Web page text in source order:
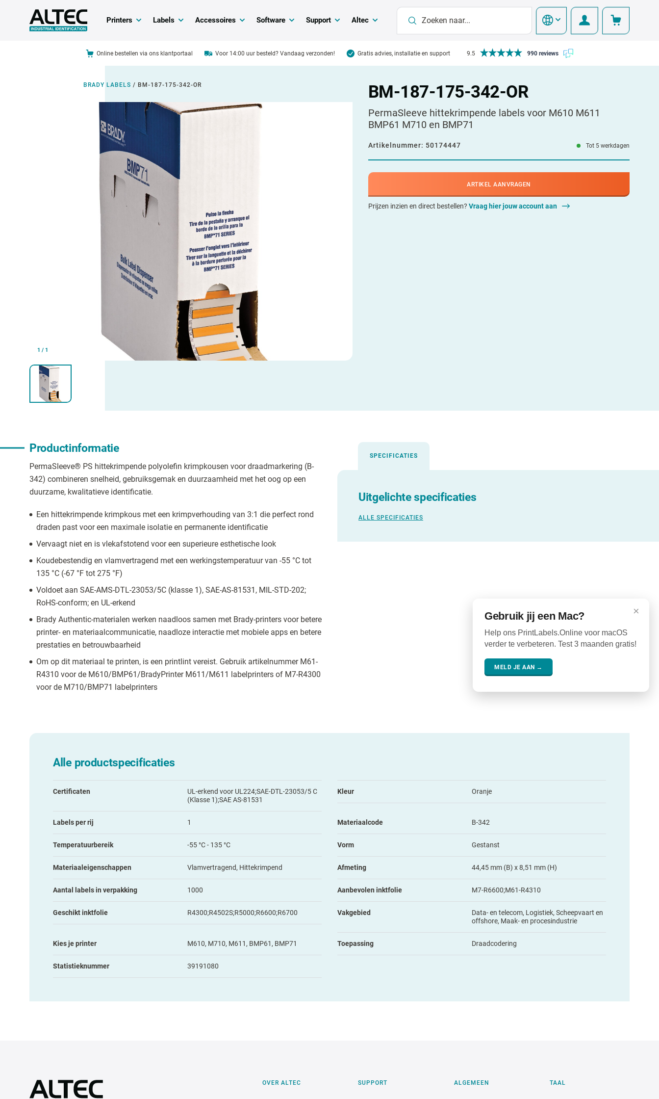
Printers Labels Accessoires Software Support Altec
Online bestellen via ons klantportaal Voor 14:00 uur besteld? Vandaag verzonden! Gratis advies, installatie en support 9.5 990 reviews
BRADY LABELS / BM-187-175-342-OR
1 / 1
BM-187-175-342-OR
PermaSleeve hittekrimpende labels voor M610 M611
BMP61 M710 en BMP71
Artikelnummer: 50174447 Tot 5 werkdagen
ARTIKEL AANVRAGEN
Prijzen inzien en direct bestellen? Vraag hier jouw account aan
Productinformatie
PermaSleeve® PS hittekrimpende polyolefin krimpkousen voor draadmarkering (B-
342) combineren snelheid, gebruiksgemak en duurzaamheid met het oog op een
duurzame, kwalitatieve identificatie.
Een hittekrimpende krimpkous met een krimpverhouding van 3:1 die perfect rond
draden past voor een maximale isolatie en permanente identificatie
Vervaagt niet en is vlekafstotend voor een superieure esthetische look
Koudebestendig en vlamvertragend met een werkingstemperatuur van -55 °C tot
135 °C (-67 °F tot 275 °F)
Voldoet aan SAE-AMS-DTL-23053/5C (klasse 1), SAE-AS-81531, MIL-STD-202;
RoHS-conform; en UL-erkend
Brady Authentic-materialen werken naadloos samen met Brady-printers voor betere
printer- en materiaalcommunicatie, naadloze interactie met mobiele apps en betere
prestaties en betrouwbaarheid
Om op dit materiaal te printen, is een printlint vereist. Gebruik artikelnummer M61-
R4310 voor de M610/BMP61/BradyPrinter M611/M611 labelprinters of M7-R4300
voor de M710/BMP71 labelprinters
SPECIFICATIES
Uitgelichte specificaties
ALLE SPECIFICATIES
Alle productspecificaties
Certificaten
UL-erkend voor UL224;SAE-DTL-23053/5 C
(Klasse 1);SAE AS-81531
Kleur Oranje
Labels per rij 1 Materiaalcode B-342
Temperatuurbereik -55 °C - 135 °C Vorm Gestanst
Materiaaleigenschappen Vlamvertragend, Hittekrimpend Afmeting 44,45 mm (B) x 8,51 mm (H)
Aantal labels in verpakking 1000 Aanbevolen inktfolie M7-R6600;M61-R4310
Geschikt inktfolie R4300;R4502S;R5000;R6600;R6700 Vakgebied
Data- en telecom, Logistiek, Scheepvaart en
offshore, Maak- en procesindustrie
Kies je printer M610, M710, M611, BMP61, BMP71 Toepassing Draadcodering
Statistieknummer 39191080
OVER ALTEC SUPPORT ALGEMEEN TAAL
×
Gebruik jij een Mac?
Help ons PrintLabels.Online voor macOS
verder te verbeteren. Test 3 maanden gratis!
MELD JE AAN →